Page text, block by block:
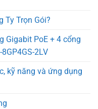
Ty Trọn Gói?
Gigabit PoE + 4 cổng
2LV
kỹ năng và ứng dụng